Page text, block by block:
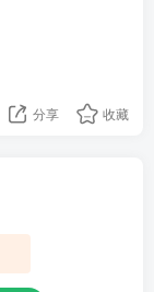
分享 收藏